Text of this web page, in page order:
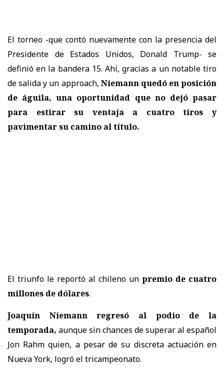
El torneo -que contó nuevamente con la presencia del
Presidente de Estados Unidos, Donald Trump- se
definió en la bandera 15. Ahí, gracias a un notable tiro
de salida y un approach, Niemann quedó en posición
de águila, una oportunidad que no dejó pasar
para estirar su ventaja a cuatro tiros y
pavimentar su camino al título.
El triunfo le reportó al chileno un premio de cuatro
millones de dólares.
Joaquín Niemann regresó al podio de la
temporada, aunque sin chances de superar al español
Jon Rahm quien, a pesar de su discreta actuación en
Nueva York, logró el tricampeonato.